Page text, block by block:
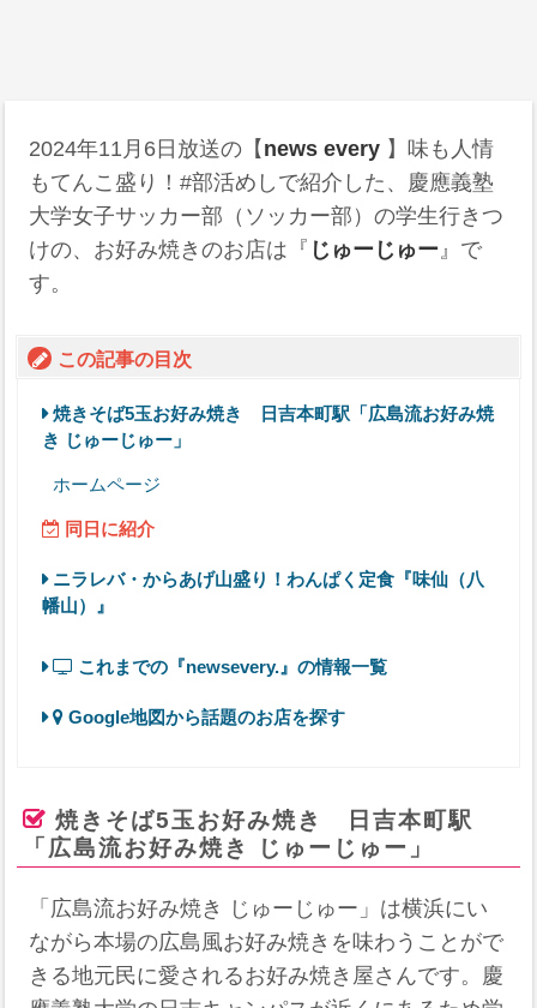
2024年11月6日 放送の【 news every 】味も人情
もてんこ盛り！#部活めしで紹介した、慶應義塾
大学女子サッカー部（ソッカー部）の学生行きつ
けの、お好み焼きのお店は『 じゅーじゅー』で
す。
この記事の目次
焼きそば5玉お好み焼き 日吉本町駅「広島流お好み焼
き じゅーじゅー」
ホームページ
同日に紹介
ニラレバ・からあげ山盛り！わんぱく定食『味仙（八
幡山）』
これまでの『newsevery.』の情報一覧
Google地図から話題のお店を探す
焼きそば5玉お好み焼き 日吉本町駅
「広島流お好み焼き じゅーじゅー」
「広島流お好み焼き じゅーじゅー」は横浜にい
ながら本場の広島風お好み焼きを味わうことがで
きる地元民に愛されるお好み焼き屋さんです。慶